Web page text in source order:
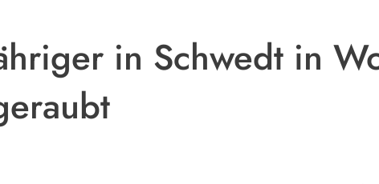
in Schwedt in